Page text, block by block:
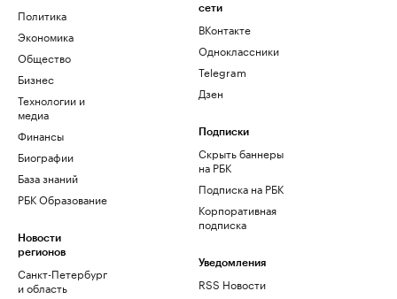
Политика
Экономика
Общество
Бизнес
Технологии и
медиа
Финансы
Биографии
База знаний
РБК Образование
Новости
регионов
Санкт-Петербург
и область
сети
ВКонтакте
Одноклассники
Telegram
Дзен
Подписки
Скрыть баннеры
на РБК
Подписка на РБК
Корпоративная
подписка
Уведомления
RSS Новости